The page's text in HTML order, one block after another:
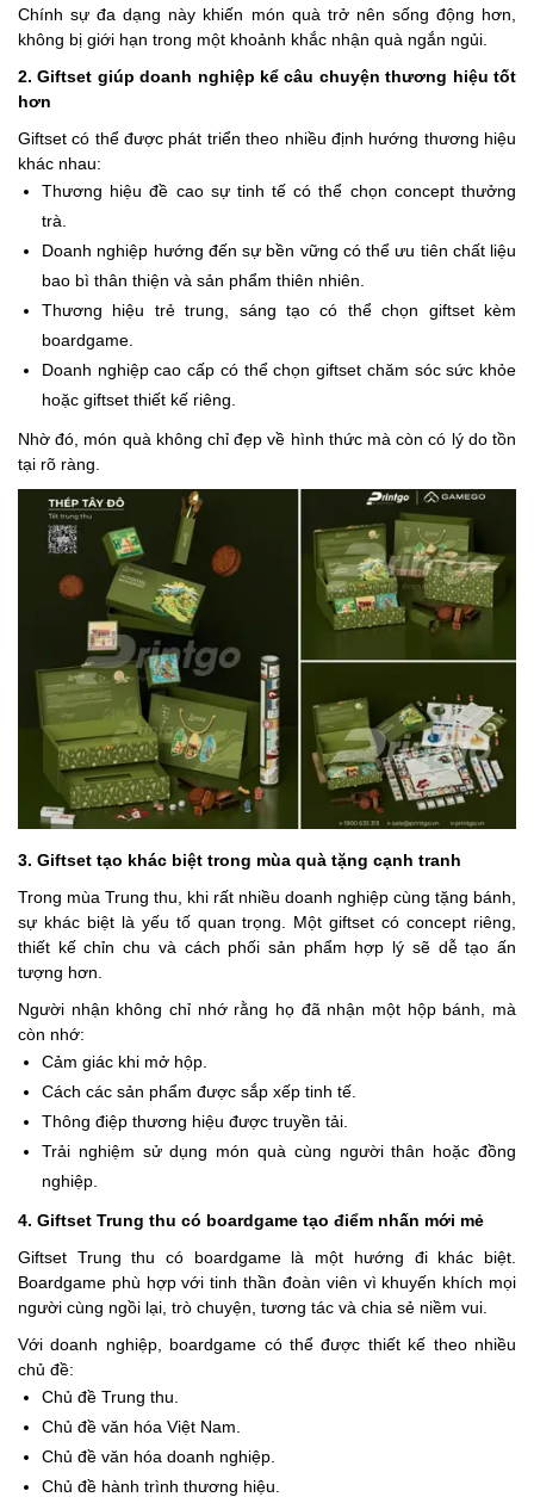
Chính sự đa dạng này khiến món quà trở nên sống động hơn,
không bị giới hạn trong một khoảnh khắc nhận quà ngắn ngủi.
2. Giftset giúp doanh nghiệp kể câu chuyện thương hiệu tốt
hơn
Giftset có thể được phát triển theo nhiều định hướng thương hiệu
khác nhau:
Thương hiệu đề cao sự tinh tế có thể chọn concept thưởng
trà.
Doanh nghiệp hướng đến sự bền vững có thể ưu tiên chất liệu
bao bì thân thiện và sản phẩm thiên nhiên.
Thương hiệu trẻ trung, sáng tạo có thể chọn giftset kèm
boardgame.
Doanh nghiệp cao cấp có thể chọn giftset chăm sóc sức khỏe
hoặc giftset thiết kế riêng.
Nhờ đó, món quà không chỉ đẹp về hình thức mà còn có lý do tồn
tại rõ ràng.
3. Giftset tạo khác biệt trong mùa quà tặng cạnh tranh
Trong mùa Trung thu, khi rất nhiều doanh nghiệp cùng tặng bánh,
sự khác biệt là yếu tố quan trọng. Một giftset có concept riêng,
thiết kế chỉn chu và cách phối sản phẩm hợp lý sẽ dễ tạo ấn
tượng hơn.
Người nhận không chỉ nhớ rằng họ đã nhận một hộp bánh, mà
còn nhớ:
Cảm giác khi mở hộp.
Cách các sản phẩm được sắp xếp tinh tế.
Thông điệp thương hiệu được truyền tải.
Trải nghiệm sử dụng món quà cùng người thân hoặc đồng
nghiệp.
4. Giftset Trung thu có boardgame tạo điểm nhấn mới mẻ
Giftset Trung thu có boardgame là một hướng đi khác biệt.
Boardgame phù hợp với tinh thần đoàn viên vì khuyến khích mọi
người cùng ngồi lại, trò chuyện, tương tác và chia sẻ niềm vui.
Với doanh nghiệp, boardgame có thể được thiết kế theo nhiều
chủ đề:
Chủ đề Trung thu.
Chủ đề văn hóa Việt Nam.
Chủ đề văn hóa doanh nghiệp.
Chủ đề hành trình thương hiệu.